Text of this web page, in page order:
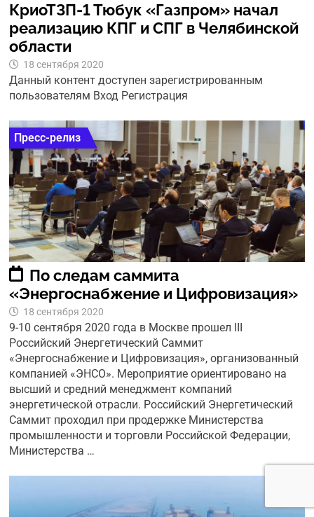
КриоТЗП-1 Тюбук «Газпром» начал
реализацию КПГ и СПГ в Челябинской
области
18 сентября 2020
Данный контент доступен зарегистрированным
пользователям Вход Регистрация
Пресс-релиз
По следам саммита
«Энергоснабжение и Цифровизация»
18 сентября 2020
9-10 сентября 2020 года в Москве прошел III
Российский Энергетический Саммит
«Энергоснабжение и Цифровизация», организованный
компанией «ЭНСО». Мероприятие ориентировано на
высший и средний менеджмент компаний
энергетической отрасли. Российский Энергетический
Саммит проходил при продержке Министерства
промышленности и торговли Российской Федерации,
Министерства …